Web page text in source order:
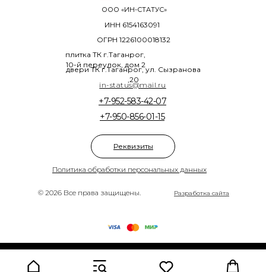
© 2026 Все права защищены.
Политика обработки персональных данных
+7-950-856-01-15
+7-952-583-42-07
ООО «ИН-СТАТУС»
плитка ТК г.Таганрог,
10-й переулок, дом 2
двери ТК г.Таганрог, ул. Сызранова
,20
ОГРН 1226100018132
ИНН 6154163091
Разработка сайта
in-status@mail.ru
Реквизиты
Made on Tilda